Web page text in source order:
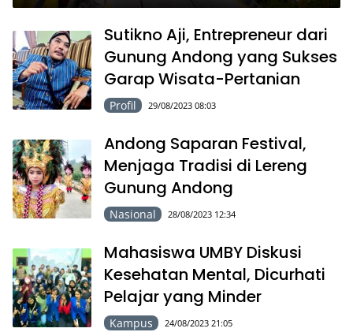
Sutikno Aji, Entrepreneur dari
Gunung Andong yang Sukses
Garap Wisata-Pertanian
Profil 29/08/2023 08:03
Andong Saparan Festival,
Menjaga Tradisi di Lereng
Gunung Andong
Nasional 28/08/2023 12:34
Mahasiswa UMBY Diskusi
Kesehatan Mental, Dicurhati
Pelajar yang Minder
Kampus 24/08/2023 21:05